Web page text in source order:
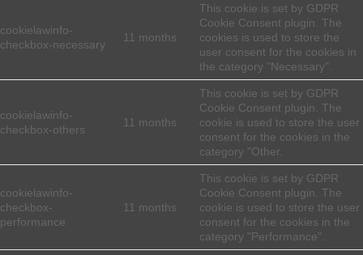
cookielawinfo-
checkbox-necessary
11 months
This cookie is set by GDPR
Cookie Consent plugin. The
cookies is used to store the
user consent for the cookies in
the category "Necessary".
cookielawinfo-
checkbox-others
11 months
This cookie is set by GDPR
Cookie Consent plugin. The
cookie is used to store the user
consent for the cookies in the
category "Other.
cookielawinfo-
checkbox-
performance
11 months
This cookie is set by GDPR
Cookie Consent plugin. The
cookie is used to store the user
consent for the cookies in the
category "Performance".